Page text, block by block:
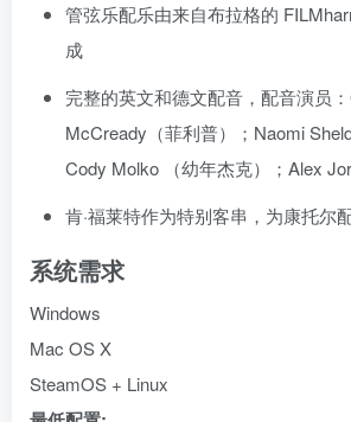
管弦乐配乐由来自布拉格的
成
完整的英文和德文配音，配音演员
McCready（菲利普）；Naomi
Cody Molko （幼年杰克）；Alex
肯·福莱特作为特别客串，为康托尔
系统需求
Windows
Mac OS X
SteamOS + Linux